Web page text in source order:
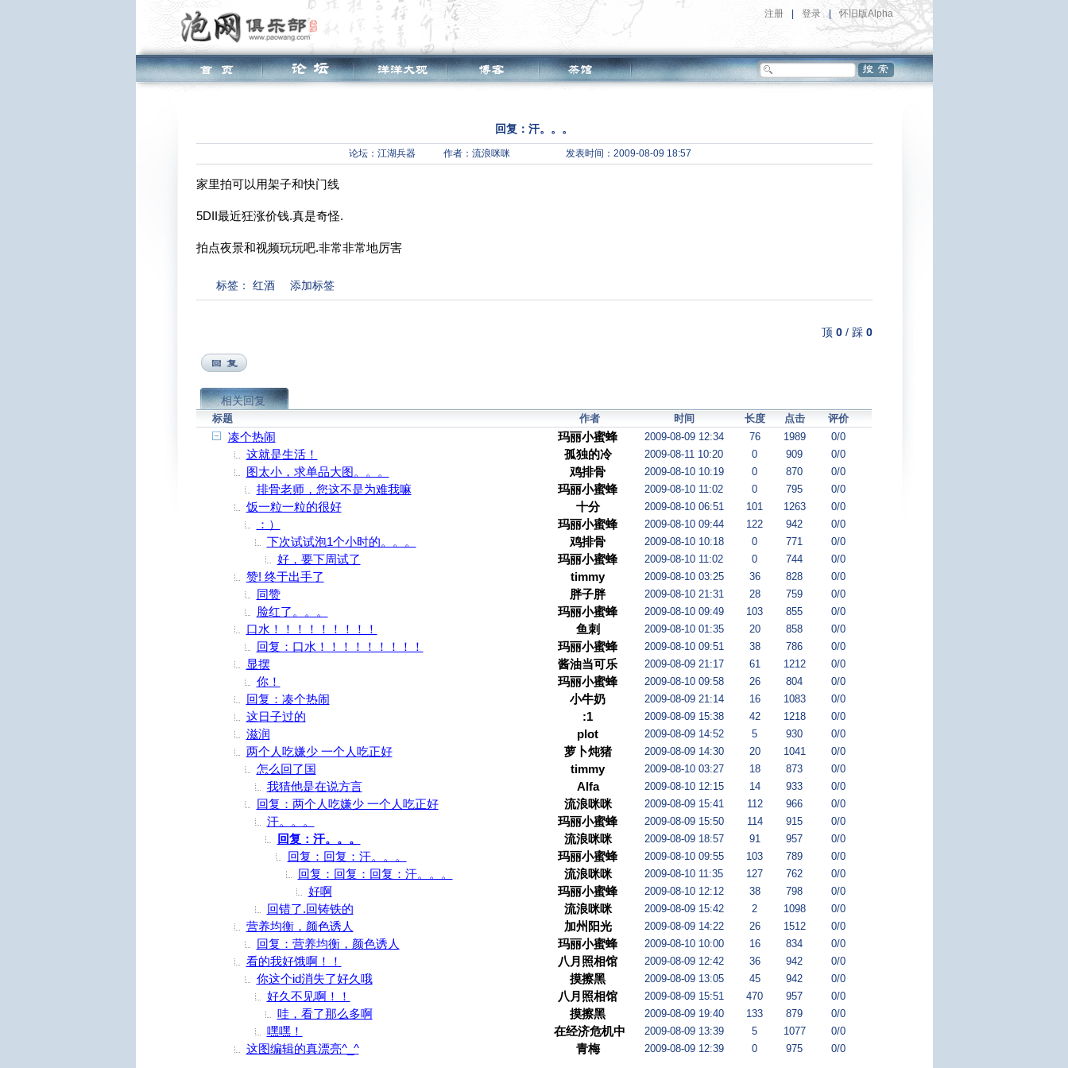
注册 登录 | 怀旧版Alpha
回复：汗。。。
论坛： 江湖兵器 作者：流浪咪咪 发表时间：2009-08-09 18:57
家里拍可以用架子和快门线
5DII最近狂涨价钱.真是奇怪.
拍点夜景和视频玩玩吧.非常非常地厉害
标签： 红酒 添加标签
顶 0/ 踩 0
相关回复
标题 作者 时间 长度 点击 评价
凑个热闹 玛丽小蜜蜂 2009-08-09 12:34 76 1989 0/0
这就是生活！ 孤独的冷 2009-08-11 10:20 0 909 0/0
图太小，求单品大图。。。 鸡排骨 2009-08-10 10:19 0 870 0/0
排骨老师，您这不是为难我嘛 玛丽小蜜蜂 2009-08-10 11:02 0 795 0/0
饭一粒一粒的很好 十分 2009-08-10 06:51 101 1263 0/0
：） 玛丽小蜜蜂 2009-08-10 09:44 122 942 0/0
下次试试泡1个小时的。。。 鸡排骨 2009-08-10 10:18 0 771 0/0
好，要下周试了 玛丽小蜜蜂 2009-08-10 11:02 0 744 0/0
赞! 终于出手了 timmy 2009-08-10 03:25 36 828 0/0
同赞 胖子胖 2009-08-10 21:31 28 759 0/0
脸红了。。。 玛丽小蜜蜂 2009-08-10 09:49 103 855 0/0
口水！！！！！！！！！ 鱼刺 2009-08-10 01:35 20 858 0/0
回复：口水！！！！！！！！！ 玛丽小蜜蜂 2009-08-10 09:51 38 786 0/0
显摆 酱油当可乐 2009-08-09 21:17 61 1212 0/0
你！ 玛丽小蜜蜂 2009-08-10 09:58 26 804 0/0
回复：凑个热闹 小牛奶 2009-08-09 21:14 16 1083 0/0
这日子过的 :1 2009-08-09 15:38 42 1218 0/0
滋润 plot 2009-08-09 14:52 5 930 0/0
两个人吃嫌少 一个人吃正好 萝卜炖猪 2009-08-09 14:30 20 1041 0/0
怎么回了国 timmy 2009-08-10 03:27 18 873 0/0
我猜他是在说方言 Alfa 2009-08-10 12:15 14 933 0/0
回复：两个人吃嫌少 一个人吃正好 流浪咪咪 2009-08-09 15:41 112 966 0/0
汗。。。 玛丽小蜜蜂 2009-08-09 15:50 114 915 0/0
回复：汗。。。 流浪咪咪 2009-08-09 18:57 91 957 0/0
回复：回复：汗。。。 玛丽小蜜蜂 2009-08-10 09:55 103 789 0/0
回复：回复：回复：汗。。。 流浪咪咪 2009-08-10 11:35 127 762 0/0
好啊 玛丽小蜜蜂 2009-08-10 12:12 38 798 0/0
回错了.回铸铁的 流浪咪咪 2009-08-09 15:42 2 1098 0/0
营养均衡，颜色诱人 加州阳光 2009-08-09 14:22 26 1512 0/0
回复：营养均衡，颜色诱人 玛丽小蜜蜂 2009-08-10 10:00 16 834 0/0
看的我好饿啊！！ 八月照相馆 2009-08-09 12:42 36 942 0/0
你这个id消失了好久哦 摸擦黑 2009-08-09 13:05 45 942 0/0
好久不见啊！！ 八月照相馆 2009-08-09 15:51 470 957 0/0
哇，看了那么多啊 摸擦黑 2009-08-09 19:40 133 879 0/0
嘿嘿！
在经济危机中
愉快地生
2009-08-09 13:39 5 1077 0/0
这图编辑的真漂亮^_^ 青梅 2009-08-09 12:39 0 975 0/0